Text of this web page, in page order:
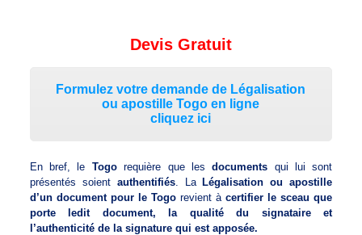
Devis Gratuit
Formulez votre demande de Légalisation
ou apostille Togo en ligne
cliquez ici
En bref, le Togorequière que lesdocuments qui lui sont
présentés soient authentifiés. La Légalisation ou apostille
d’un document pour le Togorevient àcertifier le sceau que
porte ledit document, la qualité du signataire et
l’authenticité de la signature qui est apposée.